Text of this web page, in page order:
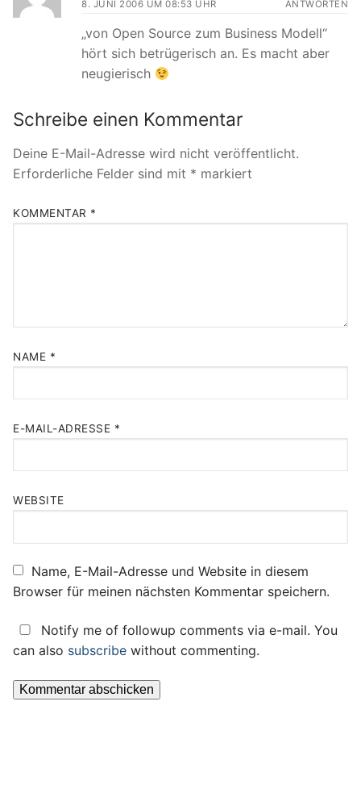
8. JUNI 2006 UM 08:53 UHR ANTWORTEN
„von Open Source zum Business Modell“
hört sich betrügerisch an. Es macht aber
neugierisch
Schreibe einen Kommentar
Deine E-Mail-Adresse wird nicht veröffentlicht.
Erforderliche Felder sind mit * markiert
KOMMENTAR *
NAME *
E-MAIL-ADRESSE *
WEBSITE
Name, E-Mail-Adresse und Website in diesem
Browser für meinen nächsten Kommentar speichern.
Notify me of followup comments via e-mail. You
can also subscribe without commenting.